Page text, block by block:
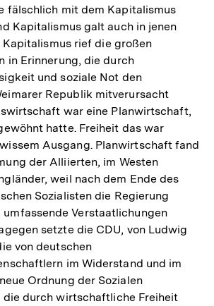
fälschlich mit dem Kapitalismus
Kapitalismus galt auch in jenen
Kapitalismus rief die großen
in Erinnerung, die durch
und soziale Not den
Republik mitverursacht
war eine Planwirtschaft,
hatte. Freiheit das war
Ausgang. Planwirtschaft fand
der Alliierten, im Westen
weil nach dem Ende des
Sozialisten die Regierung
umfassende Verstaatlichungen
setzte die CDU, von Ludwig
von deutschen
im Widerstand und im
Ordnung der Sozialen
durch wirtschaftliche Freiheit